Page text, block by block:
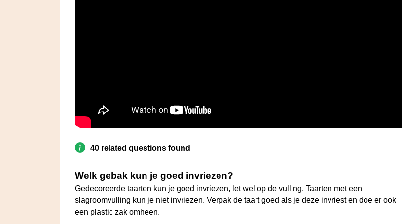
40 related questions found
Welk gebak kun je goed invriezen?
Gedecoreerde taarten kun je goed invriezen, let wel op de vulling. Taarten met een
slagroomvulling kun je niet invriezen. Verpak de taart goed als je deze invriest en doe er ook
een plastic zak omheen.